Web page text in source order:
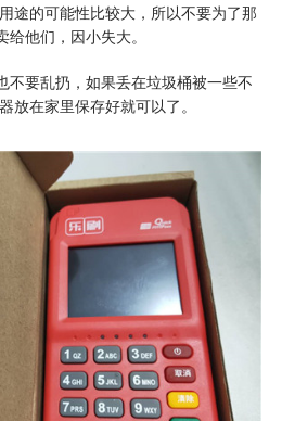
途的可能性比较大，所以不要为了那
他们，因小失大。
不要乱扔，如果丢在垃圾桶被一些不
放在家里保存好就可以了。